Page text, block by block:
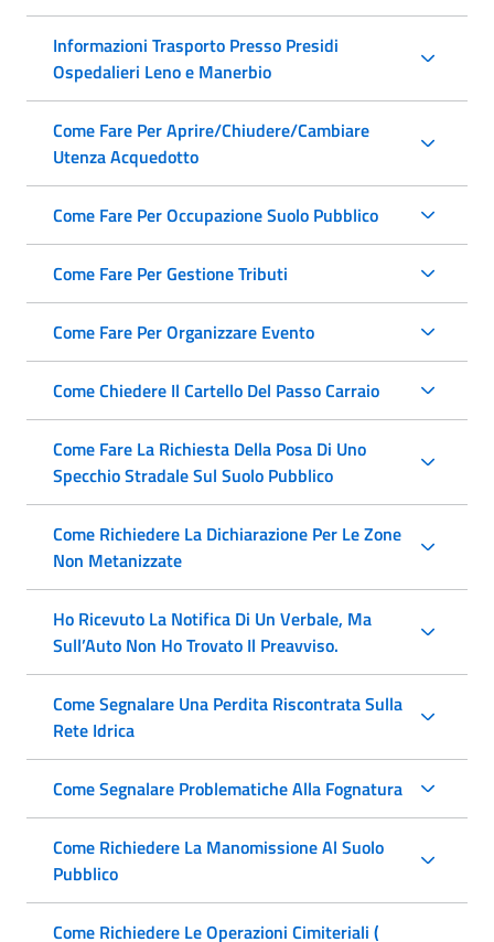
Informazioni Trasporto Presso Presidi
Ospedalieri Leno e Manerbio
Come Fare Per Aprire/Chiudere/Cambiare
Utenza Acquedotto
Come Fare Per Occupazione Suolo Pubblico
Come Fare Per Gestione Tributi
Come Fare Per Organizzare Evento
Come Chiedere Il Cartello Del Passo Carraio
Come Fare La Richiesta Della Posa Di Uno
Specchio Stradale Sul Suolo Pubblico
Come Richiedere La Dichiarazione Per Le Zone
Non Metanizzate
Ho Ricevuto La Notifica Di Un Verbale, Ma
Sull’Auto Non Ho Trovato Il Preavviso.
Come Segnalare Una Perdita Riscontrata Sulla
Rete Idrica
Come Segnalare Problematiche Alla Fognatura
Come Richiedere La Manomissione Al Suolo
Pubblico
Come Richiedere Le Operazioni Cimiteriali (